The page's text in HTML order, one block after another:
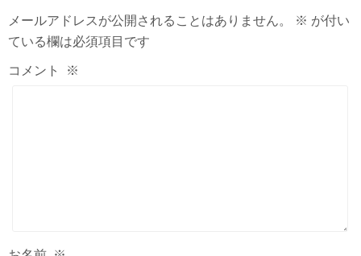
メールアドレスが公開されることはありません。 ※ が付い
ている欄は必須項目です
コメント ※